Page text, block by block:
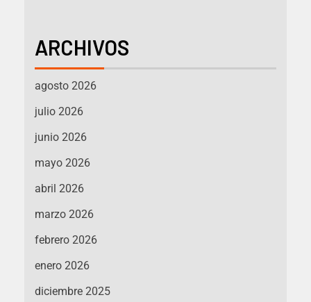
ARCHIVOS
agosto 2026
julio 2026
junio 2026
mayo 2026
abril 2026
marzo 2026
febrero 2026
enero 2026
diciembre 2025